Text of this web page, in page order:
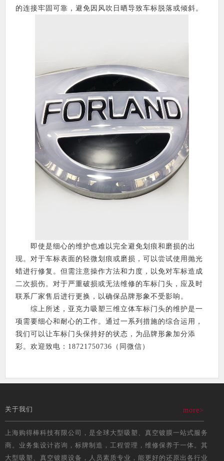
的连接牢固可靠，避免因风吹日晒导致车标脱落或倾斜。
即使是细心的维护也难以完全避免划痕和磨损的出
现。对于车标表面的轻微划痕或磨损，可以尝试使用抛光
蜡进行修复。但需注意操作方法和力度，以免对车标造成
二次损伤。对于严重破损或无法维修的车标门头，应及时
联系厂家售后进行更换，以确保品牌形象不受影响。
综上所述，亚克力吸塑三维立体车标门头的维护是一
项需要细心和耐心的工作。通过一系列措施的综合运用，
我们可以让车标门头保持好的状态，为品牌形象加分添
彩。欢迎致电：18721750736（同微信）
关于我们 more>
上海购得棒科技有限公司，是全球大型吸塑、真空镀膜一站式服务
商。业务集设计咨询，标牌制造，工程管理，维修保养于一体。其
大型吸塑、真空镀膜设备，人员素质专业，能更好的还原出各行业